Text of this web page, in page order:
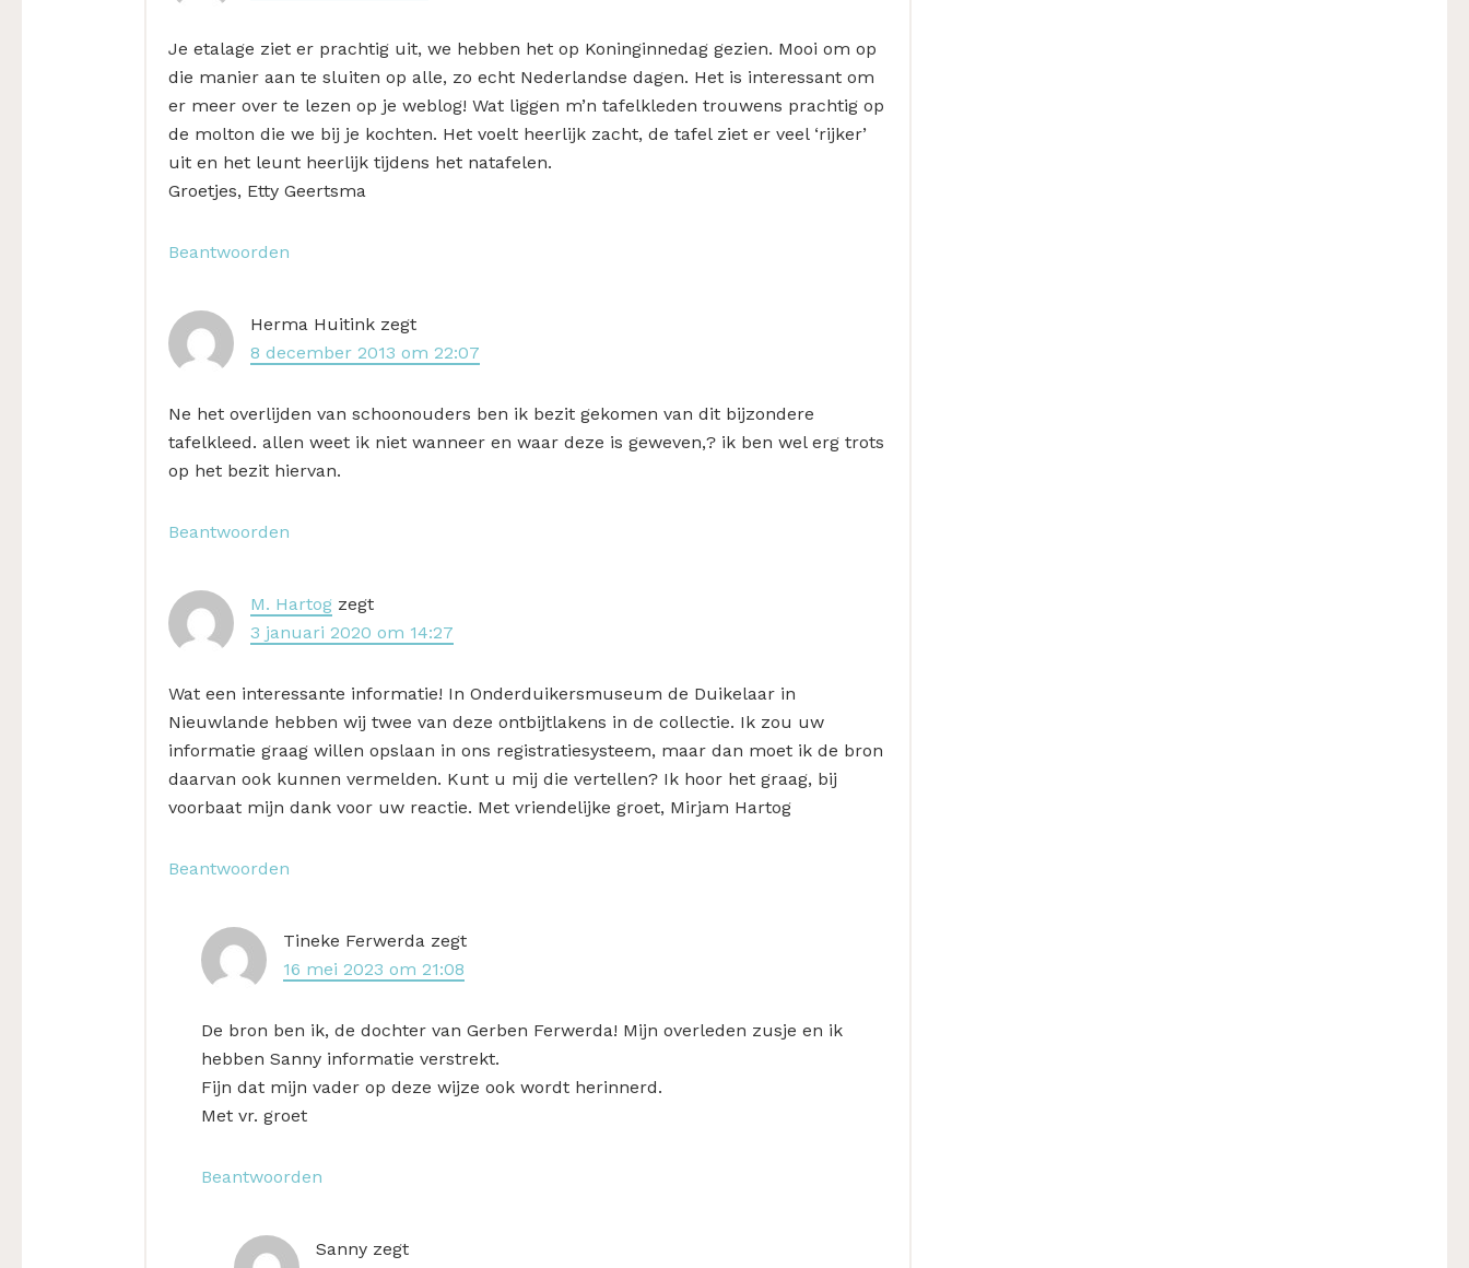
Je etalage ziet er prachtig uit, we hebben het op Koninginnedag gezien. Mooi om op
die manier aan te sluiten op alle, zo echt Nederlandse dagen. Het is interessant om
er meer over te lezen op je weblog! Wat liggen m’n tafelkleden trouwens prachtig op
de molton die we bij je kochten. Het voelt heerlijk zacht, de tafel ziet er veel ‘rijker’
uit en het leunt heerlijk tijdens het natafelen.
Groetjes, Etty Geertsma
Beantwoorden
Herma Huitink zegt
8 december 2013 om 22:07
Ne het overlijden van schoonouders ben ik bezit gekomen van dit bijzondere
tafelkleed. allen weet ik niet wanneer en waar deze is geweven,? ik ben wel erg trots
op het bezit hiervan.
Beantwoorden
M. Hartog zegt
3 januari 2020 om 14:27
Wat een interessante informatie! In Onderduikersmuseum de Duikelaar in
Nieuwlande hebben wij twee van deze ontbijtlakens in de collectie. Ik zou uw
informatie graag willen opslaan in ons registratiesysteem, maar dan moet ik de bron
daarvan ook kunnen vermelden. Kunt u mij die vertellen? Ik hoor het graag, bij
voorbaat mijn dank voor uw reactie. Met vriendelijke groet, Mirjam Hartog
Beantwoorden
Tineke Ferwerda zegt
16 mei 2023 om 21:08
De bron ben ik, de dochter van Gerben Ferwerda! Mijn overleden zusje en ik
hebben Sanny informatie verstrekt.
Fijn dat mijn vader op deze wijze ook wordt herinnerd.
Met vr. groet
Beantwoorden
Sanny zegt